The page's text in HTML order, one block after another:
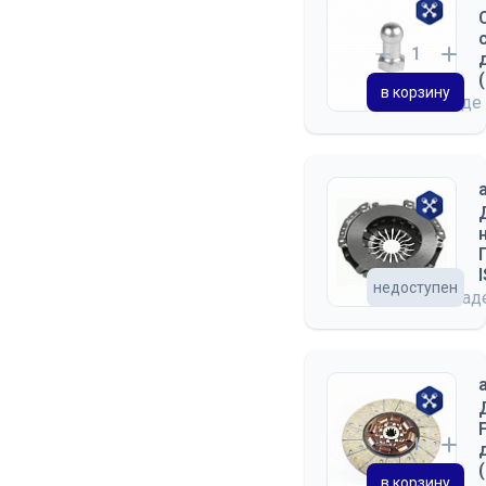
на складе
в корзину
на
недоступен